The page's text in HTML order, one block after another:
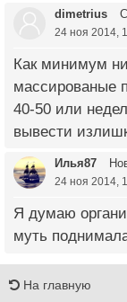
dimetrius
24 ноя 2014,
Как минимум
массированые
40-50 или
вывести
Илья87
24 ноя 2014,
Я думаю
муть
На главную